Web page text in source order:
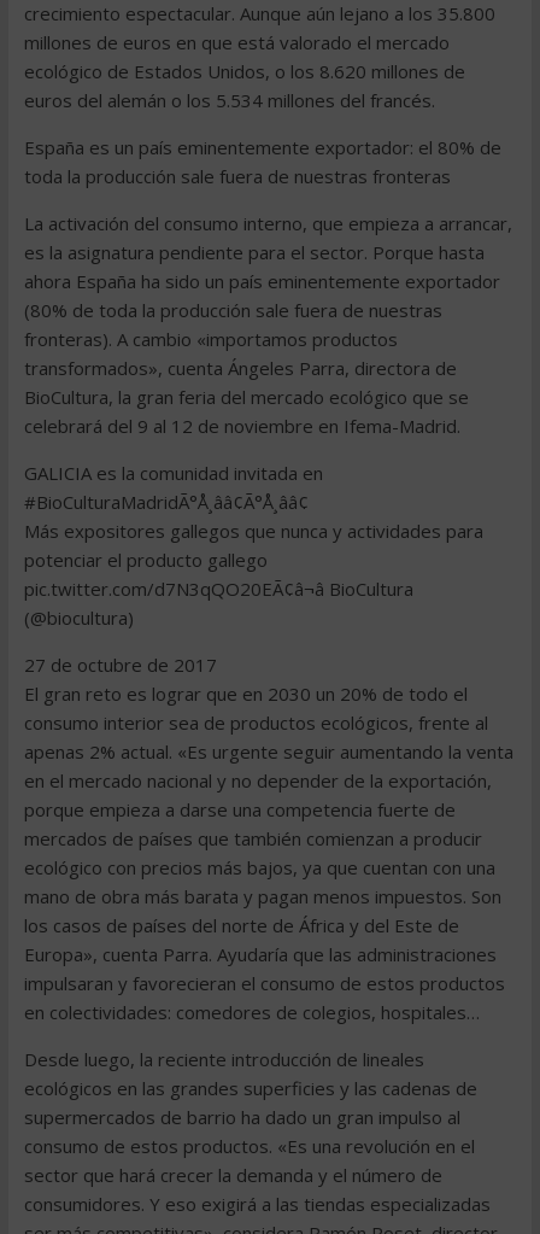
crecimiento espectacular. Aunque aún lejano a los 35.800
millones de euros en que está valorado el mercado
ecológico de Estados Unidos, o los 8.620 millones de
euros del alemán o los 5.534 millones del francés.
España es un país eminentemente exportador: el 80% de
toda la producción sale fuera de nuestras fronteras
La activación del consumo interno, que empieza a arrancar,
es la asignatura pendiente para el sector. Porque hasta
ahora España ha sido un país eminentemente exportador
(80% de toda la producción sale fuera de nuestras
fronteras). A cambio «importamos productos
transformados», cuenta Ángeles Parra, directora de
BioCultura, la gran feria del mercado ecológico que se
celebrará del 9 al 12 de noviembre en Ifema-Madrid.
GALICIA es la comunidad invitada en
#BioCulturaMadridÃ°Å¸ââ¢Ã°Å¸ââ¢
Más expositores gallegos que nunca y actividades para
potenciar el producto gallego
pic.twitter.com/d7N3qQO20EÃ¢â¬â BioCultura
(@biocultura)
27 de octubre de 2017
El gran reto es lograr que en 2030 un 20% de todo el
consumo interior sea de productos ecológicos, frente al
apenas 2% actual. «Es urgente seguir aumentando la venta
en el mercado nacional y no depender de la exportación,
porque empieza a darse una competencia fuerte de
mercados de países que también comienzan a producir
ecológico con precios más bajos, ya que cuentan con una
mano de obra más barata y pagan menos impuestos. Son
los casos de países del norte de África y del Este de
Europa», cuenta Parra. Ayudaría que las administraciones
impulsaran y favorecieran el consumo de estos productos
en colectividades: comedores de colegios, hospitales…
Desde luego, la reciente introducción de lineales
ecológicos en las grandes superficies y las cadenas de
supermercados de barrio ha dado un gran impulso al
consumo de estos productos. «Es una revolución en el
sector que hará crecer la demanda y el número de
consumidores. Y eso exigirá a las tiendas especializadas